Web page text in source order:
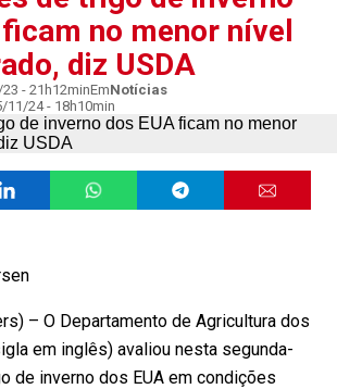
no menor nível
diz USDA
- 21h12minEmNotícias
11/24 - 18h10min
– O Departamento de Agricultura dos
em inglês) avaliou nesta segunda-
de inverno dos EUA em condições